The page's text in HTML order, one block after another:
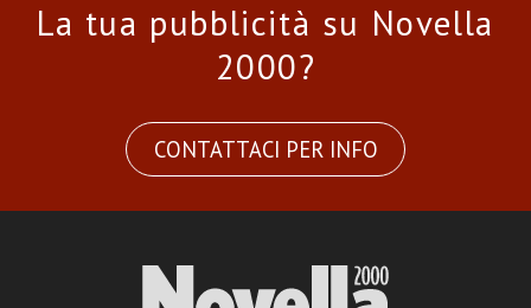
La tua pubblicità su Novella
2000?
CONTATTACI PER INFO